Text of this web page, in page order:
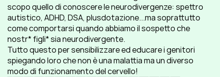
scopo quello di conoscere le neurodivergenze: spettro
autistico, ADHD, DSA, plusdotazione...ma soprattutto
come comportarsi quando abbiamo il sospetto che
nostr* figli* sia neurodivergente.
Tutto questo per sensibilizzare ed educare i genitori
spiegando loro che non è una malattia ma un diverso
modo di funzionamento del cervello!